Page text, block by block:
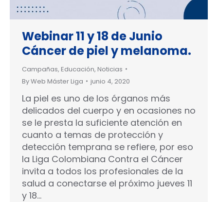
Webinar 11 y 18 de Junio
Cáncer de piel y melanoma.
Campañas, Educación, Noticias
ByWeb Máster Liga junio 4, 2020
La piel es uno de los órganos más
delicados del cuerpo y en ocasiones no
se le presta la suficiente atención en
cuanto a temas de protección y
detección temprana se refiere, por eso
la Liga Colombiana Contra el Cáncer
invita a todos los profesionales de la
salud a conectarse el próximo jueves 11
y 18…